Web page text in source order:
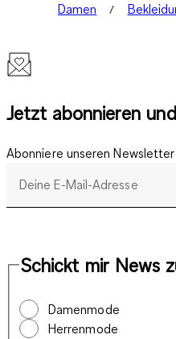
Damen
Jetzt abonnieren
Abonniere unseren
Deine E-Mail-Adresse
Schickt mir News
Damenmode
Herrenmode